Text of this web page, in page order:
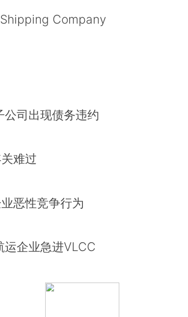
Company
司出现债务违约
难过
恶性竞争行为
企业急进VLCC